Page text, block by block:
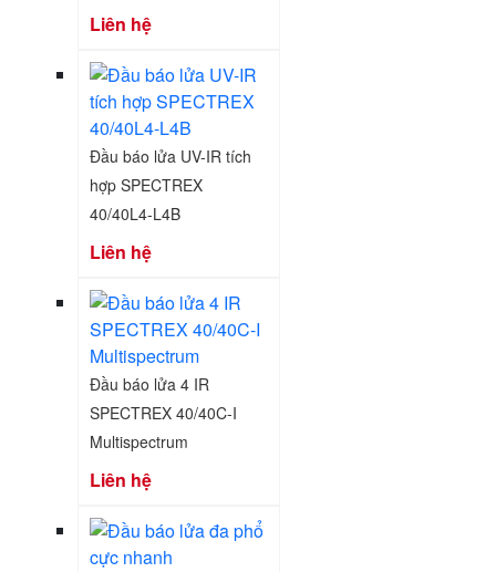
Liên hệ
Đầu báo lửa UV-IR tích
hợp SPECTREX
40/40L4-L4B
Liên hệ
Đầu báo lửa 4 IR
SPECTREX 40/40C-I
Multispectrum
Liên hệ